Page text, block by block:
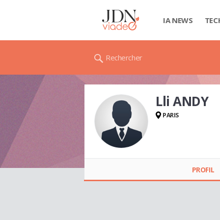
IA NEWS
Rechercher
Lli ANDY
PARIS
PROFIL